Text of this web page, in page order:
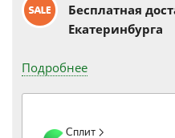
Бесплатная
Екатеринбурга
Подробнее